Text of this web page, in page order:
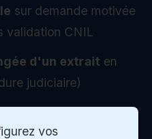
sur demande motivée
validation CNIL
d'un extrait en
judiciaire)
vos